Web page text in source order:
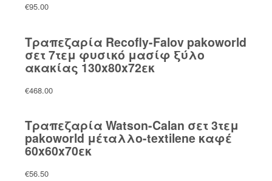
€95.00
Τραπεζαρία Recofly-Falov pakoworld
σετ 7τεμ φυσικό μασίφ ξύλο
ακακίας 130x80x72εκ
€468.00
Τραπεζαρία Watson-Calan σετ 3τεμ
pakoworld μέταλλο-textilene καφέ
60x60x70εκ
€56.50